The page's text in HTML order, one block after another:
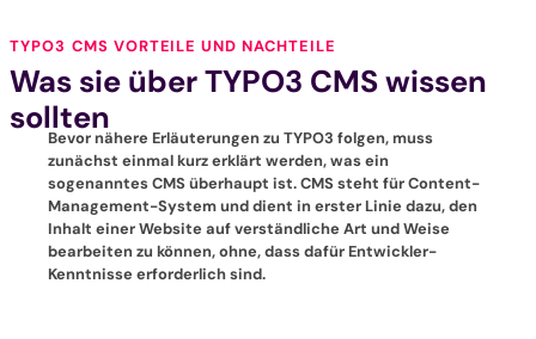
TYPO3 CMS VORTEILE UND NACHTEILE
Was sie über TYPO3 CMS wissen
sollten
Bevor nähere Erläuterungen zu TYPO3 folgen, muss
zunächst einmal kurz erklärt werden, was ein
sogenanntes CMS überhaupt ist. CMS steht für Content-
Management-System und dient in erster Linie dazu, den
Inhalt einer Website auf verständliche Art und Weise
bearbeiten zu können, ohne, dass dafür Entwickler-
Kenntnisse erforderlich sind.